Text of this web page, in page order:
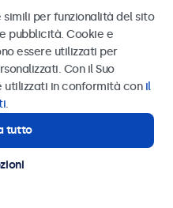
USB-C, VGA
x 45 mm
per funzionalità del sito
pubblicità. Cookie e
essere utilizzati per
Con il Suo
utilizzati in conformità con il
.
tutto